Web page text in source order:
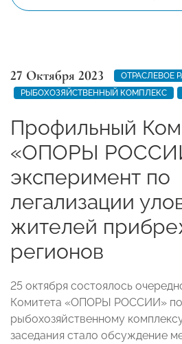
27 Октября 2023
ОТРАСЛЕВОЕ
РЫБОХОЗЯЙСТВЕННЫЙ КОМПЛЕКС
Профильный
«ОПОРЫ
эксперимент по
легализации
жителей
регионов
25 октября состоялось
Комитета «ОПОРЫ РОССИИ» по
рыбохозяйственному
заседания стало обсуждение